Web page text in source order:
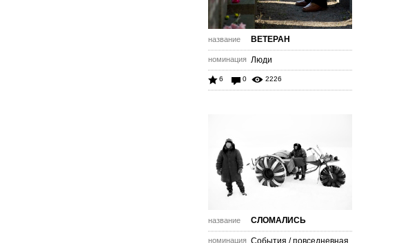
название ВЕТЕРАН
номинация Люди
6 0 2226
название СЛОМАЛИСЬ
номинация События / повседневная